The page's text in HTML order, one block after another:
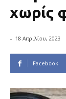
χωρίς
- 18 Απριλίου, 2023
Facebook